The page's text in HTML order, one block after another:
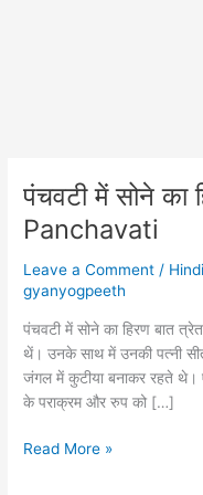
पंचवटी में सोने
Panchavati
Leave a Comment /
gyanyogpeeth
पंचवटी में सोने का हिरण बात
थें। उनके साथ में उनकी पत्नी
जंगल में कुटीया बनाकर रहते थे।
के पराक्रम और रुप को […]
पंचवटी
Read More »